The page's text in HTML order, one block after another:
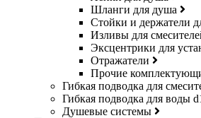
Шланги для душа
Стойки и держатели
Изливы для
Эксцентрики для
Отражатели
Прочие
Гибкая подводка для
Гибкая подводка для воды
Душевые системы